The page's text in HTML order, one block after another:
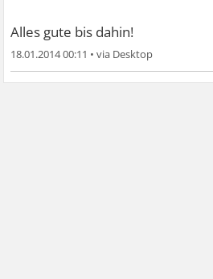
Alles gute bis dahin!
18.01.2014 00:11 •